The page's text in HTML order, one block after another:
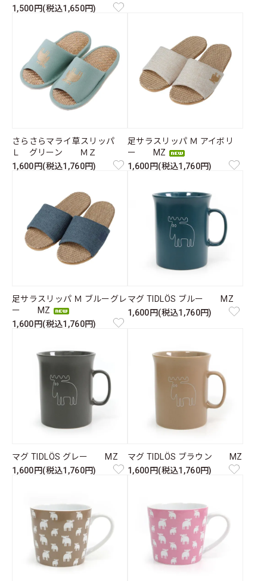
1,500円(税込1,650円)
さらさらマライ草スリッパ
Ｌ グリーン ＭＺ
1,600円(税込1,760円)
足サラスリッパ Ｍ アイボリ
ー MZ
1,600円(税込1,760円)
足サラスリッパ Ｍ ブルーグレ
ー MZ
1,600円(税込1,760円)
マグ TIDLÖS ブルー MZ
1,600円(税込1,760円)
マグ TIDLÖS グレー MZ
1,600円(税込1,760円)
マグ TIDLÖS ブラウン MZ
1,600円(税込1,760円)